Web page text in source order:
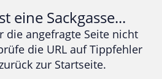
eine Sackgasse...
die angefragte Seite nicht
die URL auf Tippfehler
zur Startseite.